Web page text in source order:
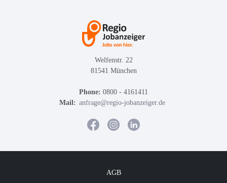
Welfenstr. 22
81541 München
Phone: 0800 - 4161411
Mail: anfrage@regio-jobanzeiger.de
AGB